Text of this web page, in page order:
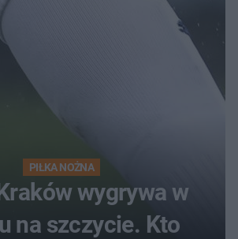
PIŁKA NOŻNA
wygrywa w
na szczycie. Kto